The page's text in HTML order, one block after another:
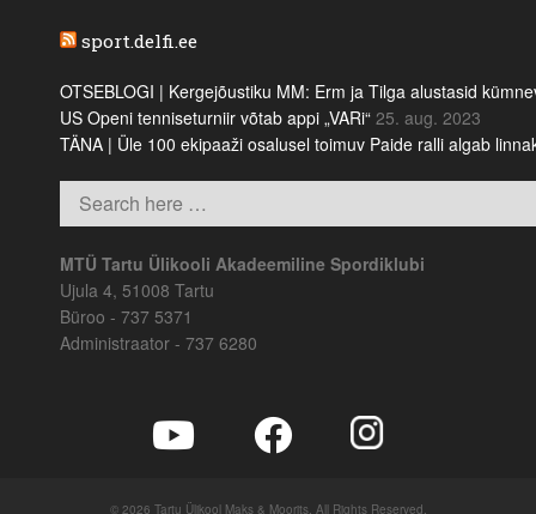
sport.delfi.ee
OTSEBLOGI | Kergejõustiku MM: Erm ja Tilga alustasid
US Openi tenniseturniir võtab appi „VARi“ 25. aug. 2023
TÄNA | Üle 100 ekipaaži osalusel toimuv Paide ralli algab
MTÜ Tartu Ülikooli Akadeemiline Spordiklubi
Ujula 4, 51008 Tartu
Büroo - 737 5371
Administraator - 737 6280
© 2026 Tartu Ülikool Maks & Moorits. All Rights Reserved.